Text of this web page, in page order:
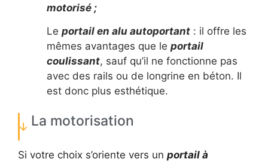
motorisé ;
Le portail en alu autoportant : il offre les
mêmes avantages que le portail
coulissant, sauf qu’il ne fonctionne pas
avec des rails ou de longrine en béton. Il
est donc plus esthétique.
La motorisation
Si votre choix s’oriente vers un portail à